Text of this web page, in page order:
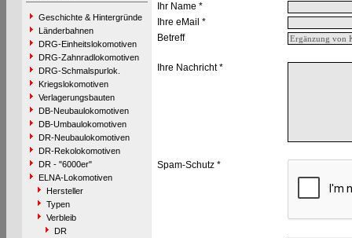
Geschichte & Hintergründe
Länderbahnen
DRG-Einheitslokomotiven
DRG-Zahnradlokomotiven
DRG-Schmalspurlok.
Kriegslokomotiven
Verlagerungsbauten
DB-Neubaulokomotiven
DB-Umbaulokomotiven
DR-Neubaulokomotiven
DR-Rekolokomotiven
DR - "6000er"
ELNA-Lokomotiven
Hersteller
Typen
Verbleib
DR
Ihr Name *
Ihre eMail *
Betreff
Ihre Nachricht *
Spam-Schutz *